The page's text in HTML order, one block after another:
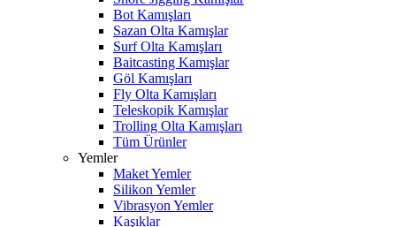
Bot Kamışları
Sazan Olta Kamışlar
Surf Olta Kamışları
Baitcasting Kamışlar
Göl Kamışları
Fly Olta Kamışları
Teleskopik Kamışlar
Trolling Olta Kamışları
Tüm Ürünler
Yemler
Maket Yemler
Silikon Yemler
Vibrasyon Yemler
Kaşıklar